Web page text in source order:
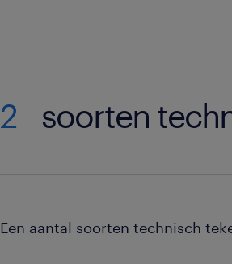
2 soorten
Een aantal soorten technisch